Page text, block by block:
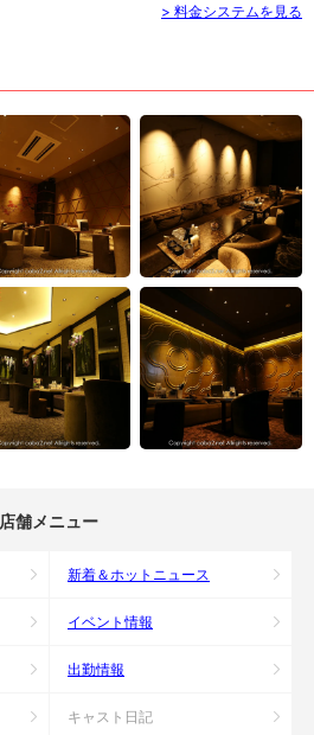
> 料金システムを見る
店舗メニュー
新着＆ホットニュース
イベント情報
出勤情報
キャスト日記